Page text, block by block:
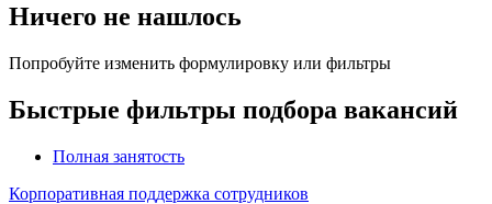
Ничего не нашлось
Попробуйте изменить формулировку или фильтры
Быстрые фильтры подбора вакансий
Полная занятость
Корпоративная поддержка сотрудников